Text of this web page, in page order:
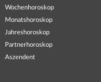
Wochenhoroskop
Monatshoroskop
Jahreshoroskop
Partnerhoroskop
Aszendent